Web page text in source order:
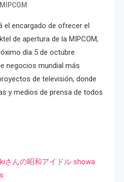
MIPCOM
el encargado de ofrecer el
de apertura de la MIPCOM,
día 5 de octubre.
negocios mundial más
de televisión, donde
y medios de prensa de todos
さんの昭和アイドル showa